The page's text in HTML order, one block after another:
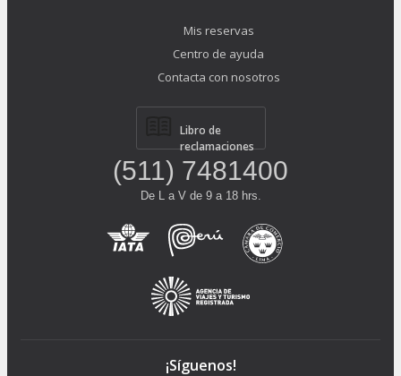
Mis reservas
Centro de ayuda
Contacta con nosotros
Libro de
reclamaciones
(511) 7481400
De L a V de 9 a 18 hrs.
¡Síguenos!